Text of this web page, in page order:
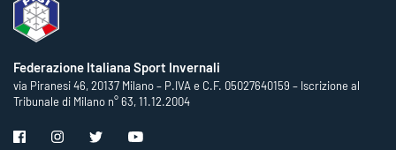
Federazione Italiana Sport Invernali
via Piranesi 46, 20137 Milano – P.IVA e C.F. 05027640159 – Iscrizione al
Tribunale di Milano n° 63, 11.12.2004